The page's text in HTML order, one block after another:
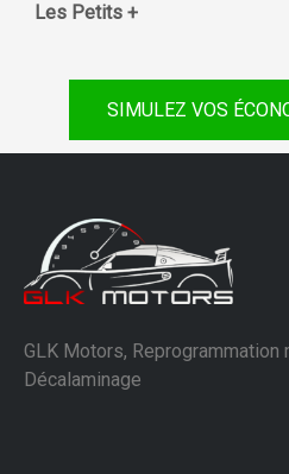
Les Petits +
SIMULEZ VOS
GLK Motors, Reprogrammation
Décalaminage